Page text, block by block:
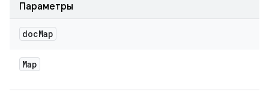
Параметры
docMap
Map